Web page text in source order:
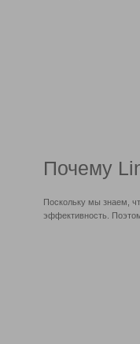
Почему
Поскольку мы знаем,
эффективность.